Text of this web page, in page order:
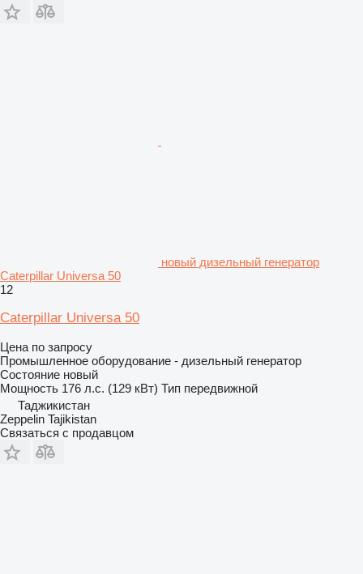
новый дизельный генератор
Caterpillar Universa 50
12
Caterpillar Universa 50
Цена по запросу
Промышленное оборудование - дизельный генератор
Состояние новый
Мощность 176 л.с. (129 кВт) Тип передвижной
Таджикистан
Zeppelin Tajikistan
Связаться с продавцом